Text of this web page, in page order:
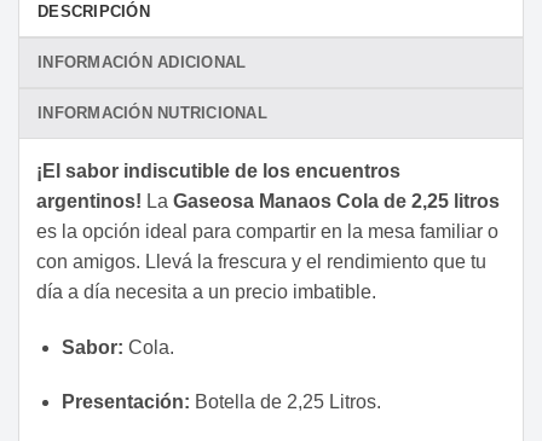
DESCRIPCIÓN
INFORMACIÓN ADICIONAL
INFORMACIÓN NUTRICIONAL
¡El sabor indiscutible de los encuentros
argentinos! La Gaseosa Manaos Cola de 2,25 litros
es la opción ideal para compartir en la mesa familiar o
con amigos. Llevá la frescura y el rendimiento que tu
día a día necesita a un precio imbatible.
Sabor: Cola.
Presentación: Botella de 2,25 Litros.